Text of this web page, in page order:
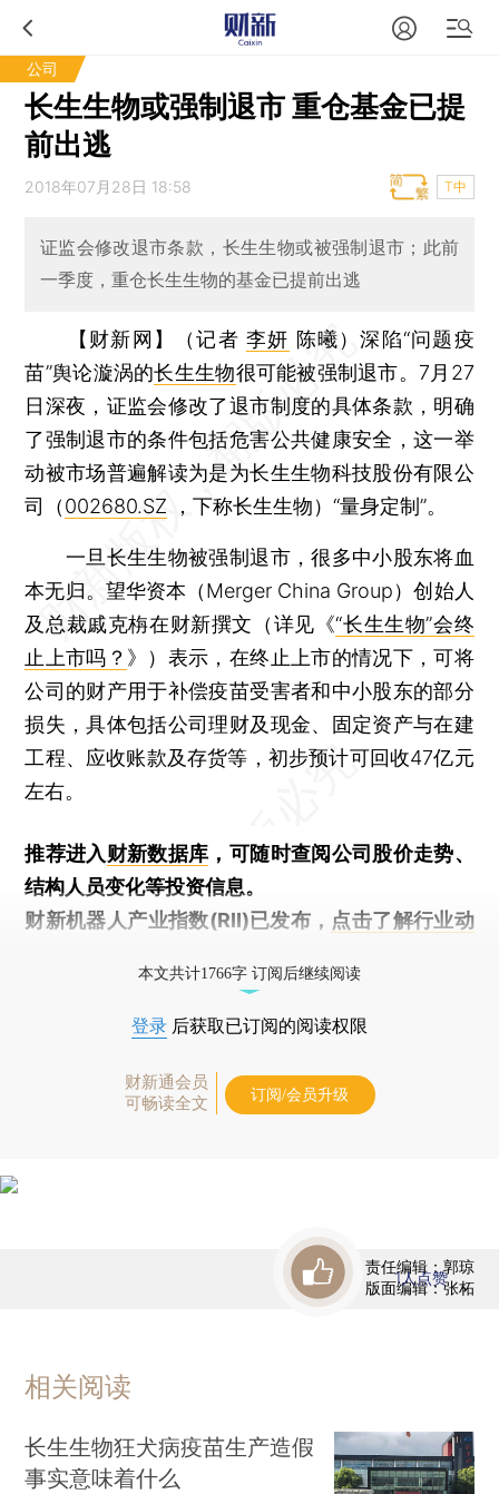
公司
长生生物或强制退市 重仓基金已提
前出逃
2018年07月28日 18:58 T中
证监会修改退市条款，长生生物或被强制退市；此前
一季度，重仓长生生物的基金已提前出逃
【财新网】（记者李妍 陈曦）深陷“问题疫
苗”舆论漩涡的长生生物很可能被强制退市。7月27
日深夜，证监会修改了退市制度的具体条款，明确
了强制退市的条件包括危害公共健康安全，这一举
动被市场普遍解读为是为长生生物科技股份有限公
司（002680.SZ ，下称长生生物）“量身定制”。
一旦长生生物被强制退市，很多中小股东将血
本无归。望华资本（Merger China Group）创始人
及总裁戚克栴在财新撰文（详见《“长生生物”会终
止上市吗？ 》）表示，在终止上市的情况下，可将
公司的财产用于补偿疫苗受害者和中小股东的部分
损失，具体包括公司理财及现金、固定资产与在建
工程、应收账款及存货等，初步预计可回收47亿元
左右。
推荐进入财新数据库 ，可随时查阅公司股价走势、
结构人员变化等投资信息。
财新机器人产业指数(RII)已发布， 点击了解行业动
本文共计1766字 订阅后继续阅读
登录 后获取已订阅的阅读权限
财新通会员
可畅读全文
订阅/会员升级
责任编辑：郭琼
版面编辑：张柘
1人点赞
相关阅读
长生生物狂犬病疫苗生产造假
事实意味着什么